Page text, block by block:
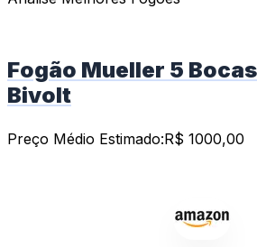
Fogão Mueller 5
Bivolt
Preço Médio Estimado:R$ 1000,00